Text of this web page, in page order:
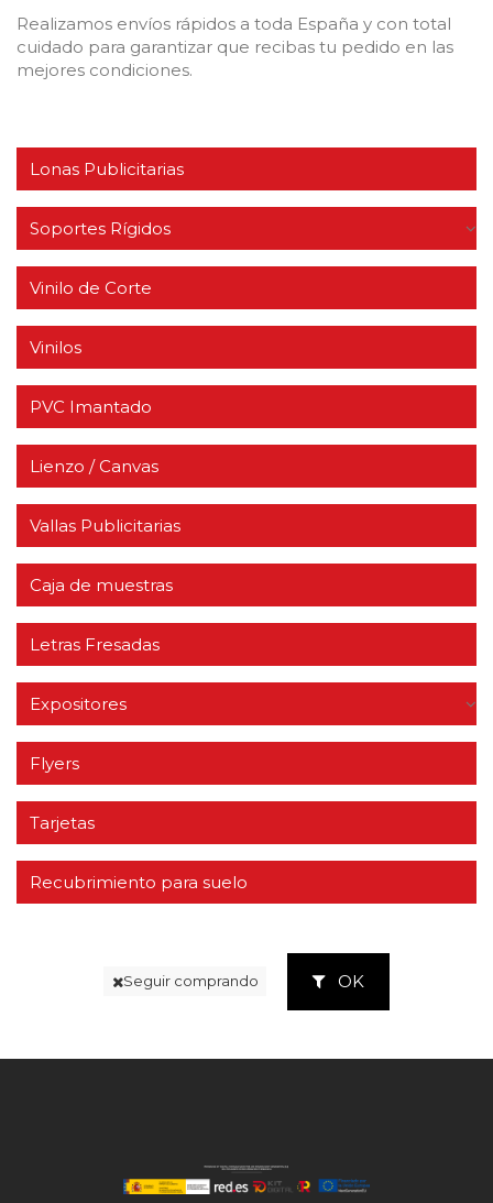
Realizamos envíos rápidos a toda España y con total
cuidado para garantizar que recibas tu pedido en las
mejores condiciones.
Lonas Publicitarias
Soportes Rígidos
Vinilo de Corte
Vinilos
PVC Imantado
Lienzo / Canvas
Vallas Publicitarias
Caja de muestras
Letras Fresadas
Expositores
Flyers
Tarjetas
Recubrimiento para suelo
Seguir comprando OK